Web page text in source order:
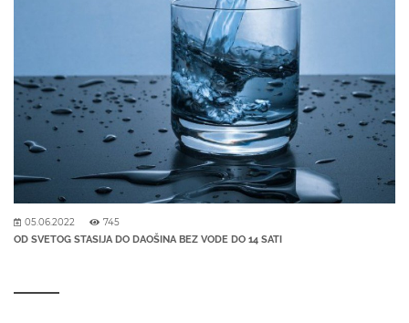
05.06.2022 745
OD SVETOG STASIJA DO DAOŠINA BEZ VODE DO 14 SATI